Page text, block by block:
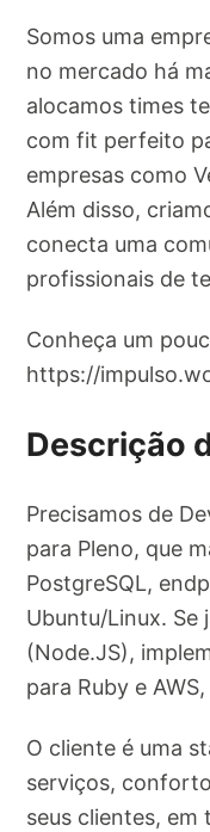
Somos uma
no mercado há
alocamos times
com fit perfeito
empresas como
Além disso,
conecta uma
profissionais de
Conheça um
https://
Descrição
Precisamos de
para Pleno, que
PostgreSQL,
Ubuntu/Linux. Se
(Node.JS),
para Ruby e
O cliente é uma
serviços,
seus clientes, em